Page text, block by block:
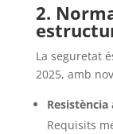
2.
La seguretat
2025, amb
Requisits